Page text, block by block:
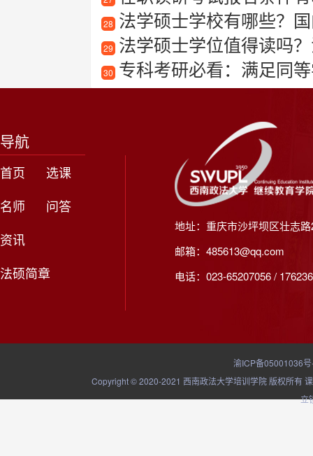
28 法学硕士学校有哪些？
29 法学硕士学位值得读吗
30 专科考研必看：满足同
导航
首页
选课
名师
问答
资讯
法硕简章
地址：重庆市沙坪坝区壮志
邮箱：485613@qq.com
电话：023-65207056 /
渝ICP备05001036
Copyright © 2020-2021 西南政法大学培训学院 版权所有
立